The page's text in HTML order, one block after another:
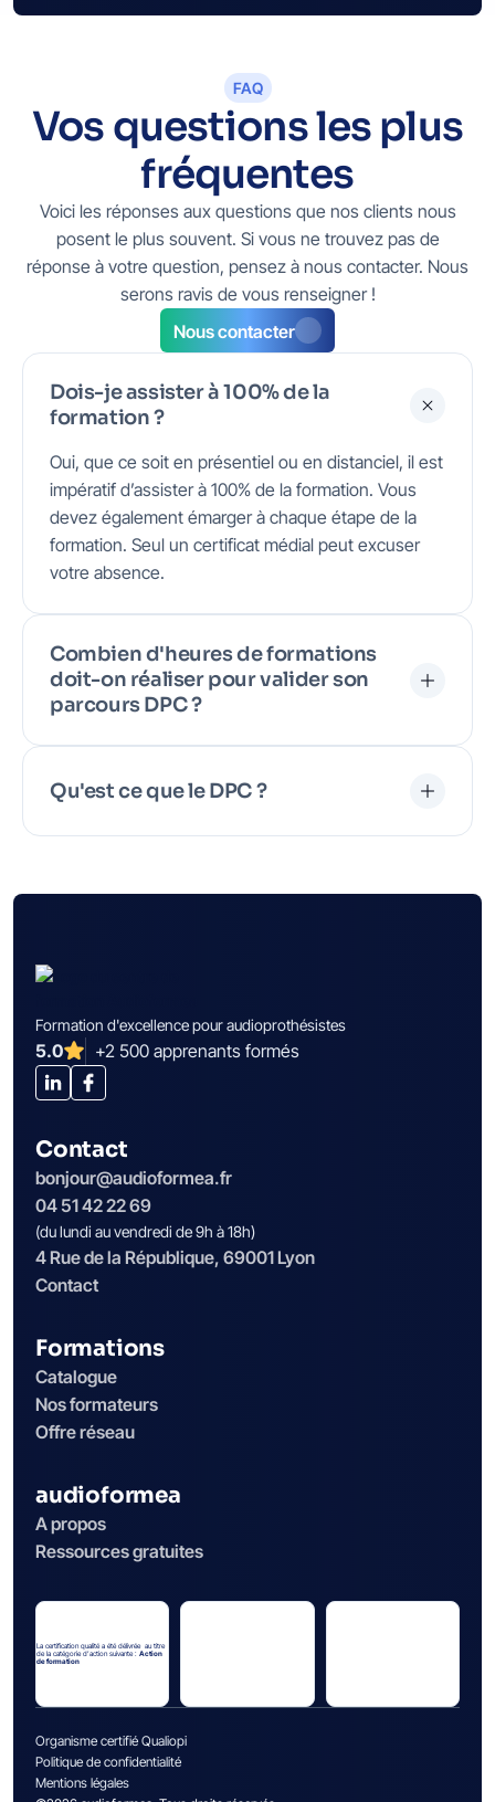
FAQ
Vos questions les plus
fréquentes
Voici les réponses aux questions que nos clients nous
posent le plus souvent. Si vous ne trouvez pas de
réponse à votre question, pensez à nous contacter. Nous
serons ravis de vous renseigner !
Nous contacter
Dois-je assister à 100% de la
formation ?
Oui, que ce soit en présentiel ou en distanciel, il est
impératif d’assister à 100% de la formation. Vous
devez également émarger à chaque étape de la
formation. Seul un certificat médial peut excuser
votre absence.
Combien d'heures de formations
doit-on réaliser pour valider son
parcours DPC ?
Qu'est ce que le DPC ?
Formation d'excellence pour audioprothésistes
5.0 +2 500 apprenants formés
Contact
bonjour@audioformea.fr
04 51 42 22 69
(du lundi au vendredi de 9h à 18h)
4 Rue de la République, 69001 Lyon
Contact
Formations
Catalogue
Nos formateurs
Offre réseau
audioformea
A propos
Ressources gratuites
La certification qualité a été délivrée au titre
de la catégorie d’action suivante : Action
de formation
Organisme certifié Qualiopi
Politique de confidentialité
Mentions légales